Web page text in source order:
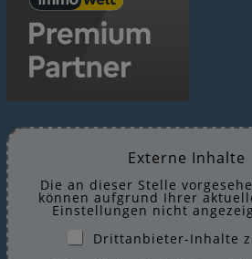
Externe Inhalte
Die an dieser Stelle
können aufgrund Ihrer
Einstellungen nicht
Drittanbieter-Inhalte